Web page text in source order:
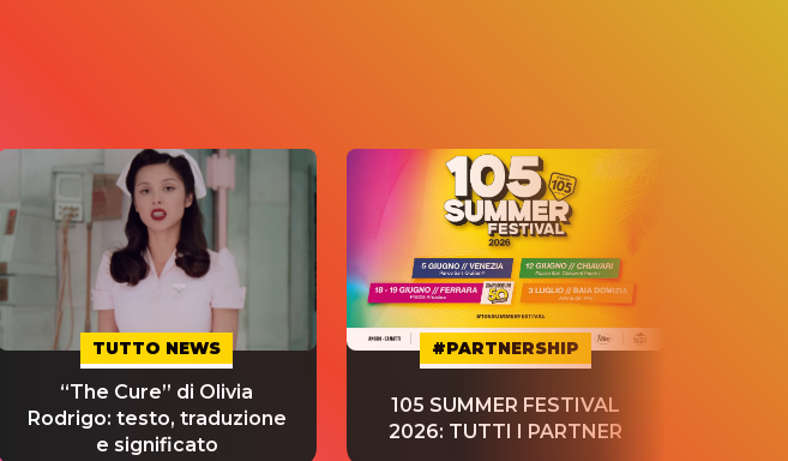
TUTTO NEWS
“The Cure” di Olivia
Rodrigo: testo, traduzione
e significato
#PARTNERSHIP
105 SUMMER FESTIVAL
2026: TUTTI I PARTNER